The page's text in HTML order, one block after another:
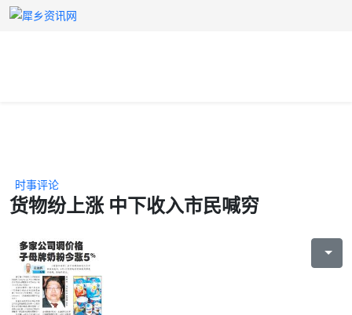
时事评论
货物纷上涨 中下收入市民喊穷